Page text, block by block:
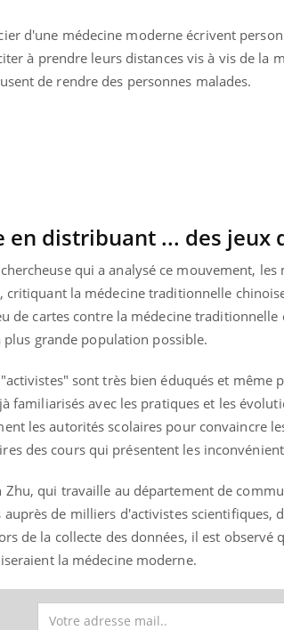
d'une médecine moderne écrivent
à prendre leurs distances vis à vis de la
de rendre des personnes malades.
en distribuant ... des jeux
qui a analysé ce mouvement,
critiquant la médecine traditionnelle
de cartes contre la médecine
grande population possible.
sont très bien éduqués et même
familiarisés avec les pratiques et les
les autorités scolaires pour convaincre
des cours qui présentent les
Zhu, qui travaille au département de
auprès de milliers d'activistes scientifiques,
de la collecte des données, il est observé
la médecine moderne.
Fortes chaleurs :
pourquoi le risque de